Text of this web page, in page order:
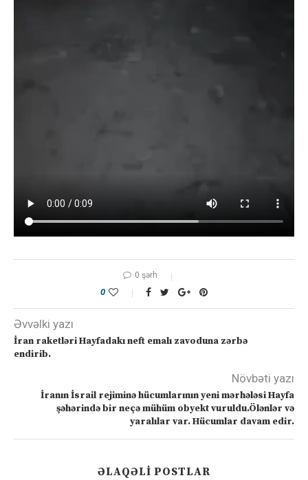
0 şərh
0
Əvvəlki yazı
İran raketləri Hayfadakı neft emalı zavoduna zərbə
endirib.
Növbəti yazı
İranın İsrail rejiminə hücumlarının yeni mərhələsi Hayfa
şəhərində bir neçə mühüm obyekt vuruldu.Ölənlər və
yaralılar var. Hücumlar davam edir.
ƏLAQƏLI POSTLAR